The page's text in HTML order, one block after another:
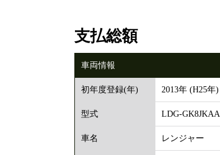
支払総額
車両情報
初年度登録(年) 2013年 (H25年)
型式 LDG-GK8JKAA
車名 レンジャー